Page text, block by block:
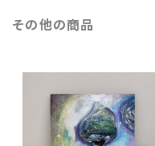
その他の商品